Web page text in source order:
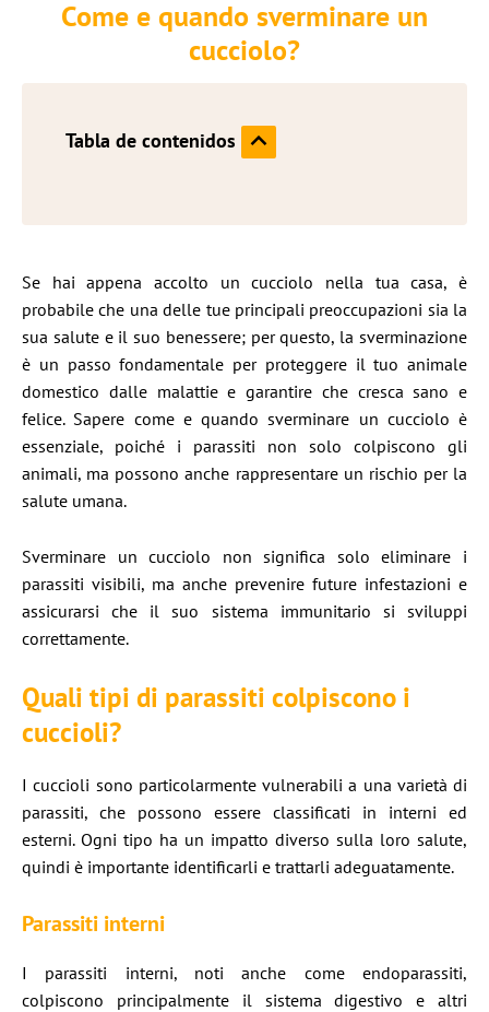
Come e quando sverminare un
cucciolo?
Tabla de contenidos
Se hai appena accolto un cucciolo nella tua casa, è
probabile che una delle tue principali preoccupazioni sia la
sua salute e il suo benessere; per questo, la sverminazione
è un passo fondamentale per proteggere il tuo animale
domestico dalle malattie e garantire che cresca sano e
felice. Sapere come e quando sverminare un cucciolo è
essenziale, poiché i parassiti non solo colpiscono gli
animali, ma possono anche rappresentare un rischio per la
salute umana.​
Sverminare un cucciolo non significa solo eliminare i
parassiti visibili, ma anche prevenire future infestazioni e
assicurarsi che il suo sistema immunitario si sviluppi
correttamente.​
Quali tipi di parassiti colpiscono i
cuccioli?
I cuccioli sono particolarmente vulnerabili a una varietà di
parassiti, che possono essere classificati in interni ed
esterni. Ogni tipo ha un impatto diverso sulla loro salute,
quindi è importante identificarli e trattarli adeguatamente.​
Parassiti interni
I parassiti interni, noti anche come endoparassiti,
colpiscono principalmente il sistema digestivo e altri